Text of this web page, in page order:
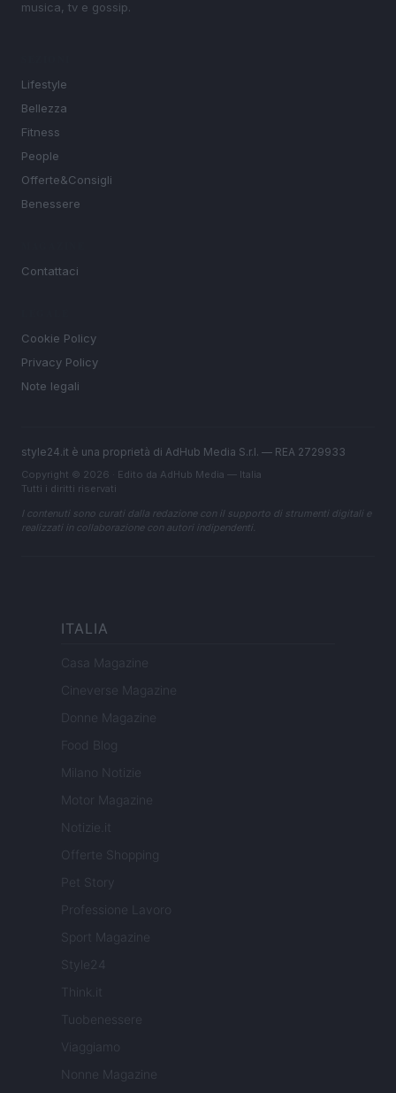
musica, tv e gossip.
Lifestyle
Bellezza
Fitness
People
Offerte&Consigli
Benessere
Contattaci
Cookie Policy
Privacy Policy
Note legali
style24.it è una proprietà di AdHub Media S.r.l. — REA 2729933
Copyright © 2026 · Edito da AdHub Media — Italia
Tutti i diritti riservati
I contenuti sono curati dalla redazione con il supporto di strumenti digitali e
realizzati in collaborazione con autori indipendenti.
ITALIA
Casa Magazine
Cineverse Magazine
Donne Magazine
Food Blog
Milano Notizie
Motor Magazine
Notizie.it
Offerte Shopping
Pet Story
Professione Lavoro
Sport Magazine
Style24
Think.it
Tuobenessere
Viaggiamo
Nonne Magazine